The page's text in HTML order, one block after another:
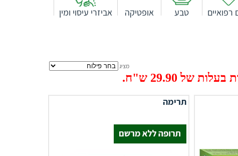
רפואיים טבע אופטיקה אביזרי עיסוי ומין
מציג
29.90 ש"ח.
תרימה